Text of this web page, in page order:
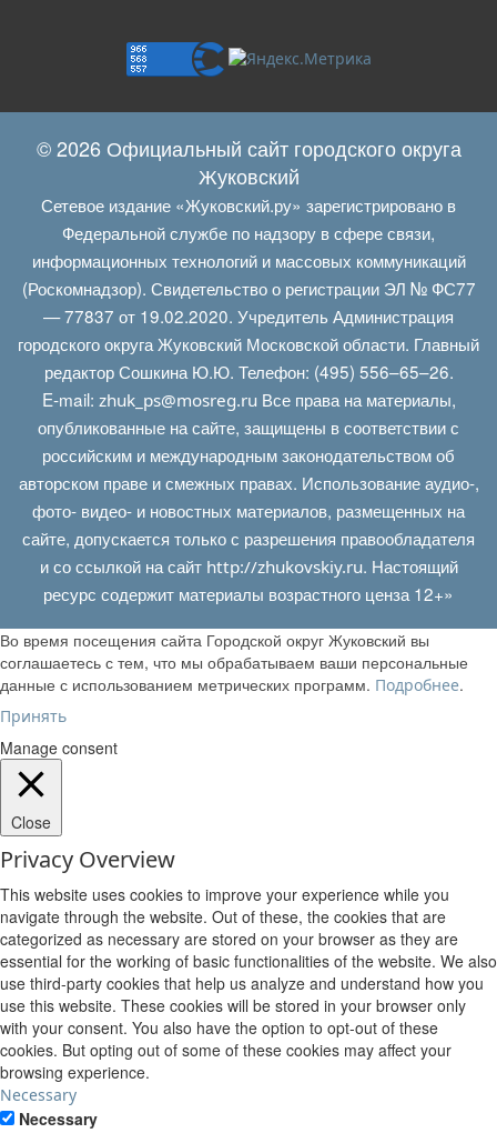
© 2026 Официальный сайт городского округа
Жуковский
Сетевое издание «Жуковский.ру» зарегистрировано в
Федеральной службе по надзору в сфере связи,
информационных технологий и массовых коммуникаций
(Роскомнадзор). Свидетельство о регистрации ЭЛ № ФС77
— 77837 от 19.02.2020. Учредитель Администрация
городского округа Жуковский Московской области. Главный
редактор Сошкина Ю.Ю. Телефон: (495) 556–65–26.
E‑mail: zhuk_ps@mosreg.ruВсе права на материалы,
опубликованные на сайте, защищены в соответствии с
российским и международным законодательством об
авторском праве и смежных правах. Использование аудио-,
фото- видео- и новостных материалов, размещенных на
сайте, допускается только с разрешения правообладателя
и со ссылкой на сайт http://zhukovskiy.ru. Настоящий
ресурс содержит материалы возрастного ценза 12+»
Во время посещения сайта Городской округ Жуковский вы
соглашаетесь с тем, что мы обрабатываем ваши персональные
данные с использованием метрических программ. Подробнее.
Принять
Manage consent
Close
Privacy Overview
This website uses cookies to improve your experience while you
navigate through the website. Out of these, the cookies that are
categorized as necessary are stored on your browser as they are
essential for the working of basic functionalities of the website. We also
use third-party cookies that help us analyze and understand how you
use this website. These cookies will be stored in your browser only
with your consent. You also have the option to opt-out of these
cookies. But opting out of some of these cookies may affect your
browsing experience.
Necessary
Necessary